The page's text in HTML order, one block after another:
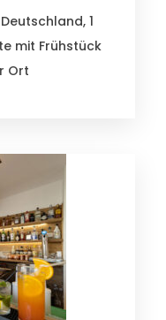
1
mit Frühstück
Ort